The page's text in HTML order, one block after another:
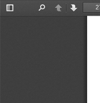
Toggle
PreviousNext